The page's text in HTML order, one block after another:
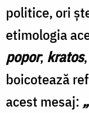
politice, ori
etimologia
popor; kratos
boicotează
acest mesaj: